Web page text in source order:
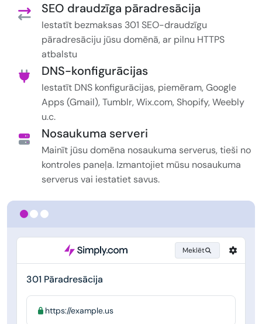
Meklēt
301 Pāradresācija
https://example.us
SEO draudzīga pāradresācija
Iestatīt bezmaksas 301 SEO-draudzīgu
pāradresāciju jūsu domēnā, ar pilnu HTTPS
atbalstu
DNS-konfigurācijas
Iestatīt DNS konfigurācijas, piemēram, Google
Apps (Gmail), Tumblr, Wix.com, Shopify, Weebly
u.c.
Nosaukuma serveri
Mainīt jūsu domēna nosaukuma serverus, tieši no
kontroles paneļa. Izmantojiet mūsu nosaukuma
serverus vai iestatiet savus.